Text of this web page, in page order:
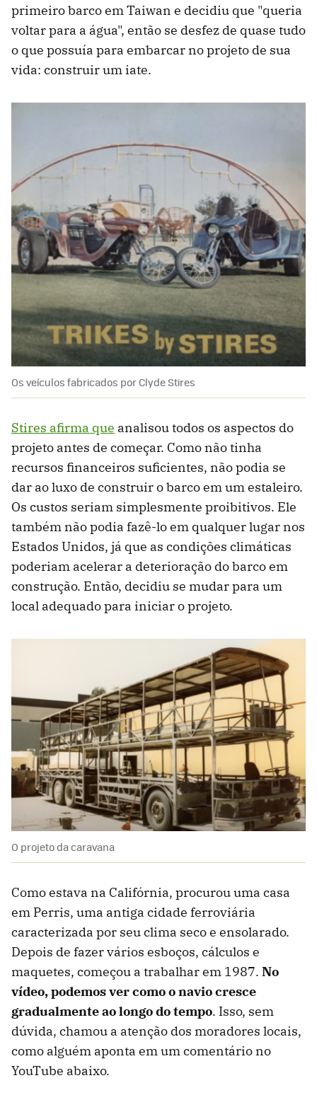
primeiro barco em Taiwan e decidiu que "queria
voltar para a água", então se desfez de quase tudo
o que possuía para embarcar no projeto de sua
vida: construir um iate.
Os veículos fabricados por Clyde Stires
Stires afirma que analisou todos os aspectos do
projeto antes de começar. Como não tinha
recursos financeiros suficientes, não podia se
dar ao luxo de construir o barco em um estaleiro.
Os custos seriam simplesmente proibitivos. Ele
também não podia fazê-lo em qualquer lugar nos
Estados Unidos, já que as condições climáticas
poderiam acelerar a deterioração do barco em
construção. Então, decidiu se mudar para um
local adequado para iniciar o projeto.
O projeto da caravana
Como estava na Califórnia, procurou uma casa
em Perris, uma antiga cidade ferroviária
caracterizada por seu clima seco e ensolarado.
Depois de fazer vários esboços, cálculos e
maquetes, começou a trabalhar em 1987. No
vídeo, podemos ver como o navio cresce
gradualmente ao longo do tempo. Isso, sem
dúvida, chamou a atenção dos moradores locais,
como alguém aponta em um comentário no
YouTube abaixo.